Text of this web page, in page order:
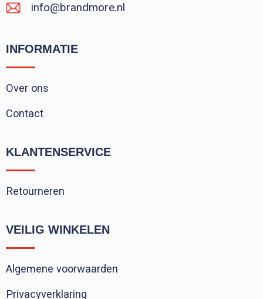
info@brandmore.nl
INFORMATIE
Over ons
Contact
KLANTENSERVICE
Retourneren
VEILIG WINKELEN
Algemene voorwaarden
Privacyverklaring